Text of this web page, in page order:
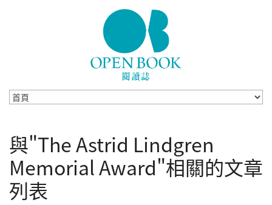
與"The Astrid Lindgren
Memorial Award"相關的文章
列表